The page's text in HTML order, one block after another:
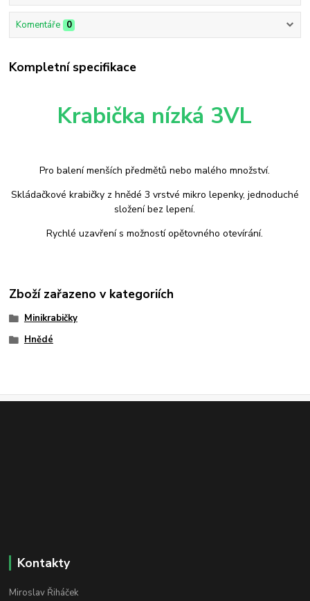
Komentáře 0
Kompletní specifikace
Krabička nízká 3VL
Pro balení menších předmětů nebo malého množství.
Skládačkové krabičky z hnědé 3 vrstvé mikro lepenky, jednoduché
složení bez lepení.
Rychlé uzavření s možností opětovného otevírání.
Zboží zařazeno v kategoriích
Minikrabičky
Hnědé
Kontakty
Miroslav Řiháček